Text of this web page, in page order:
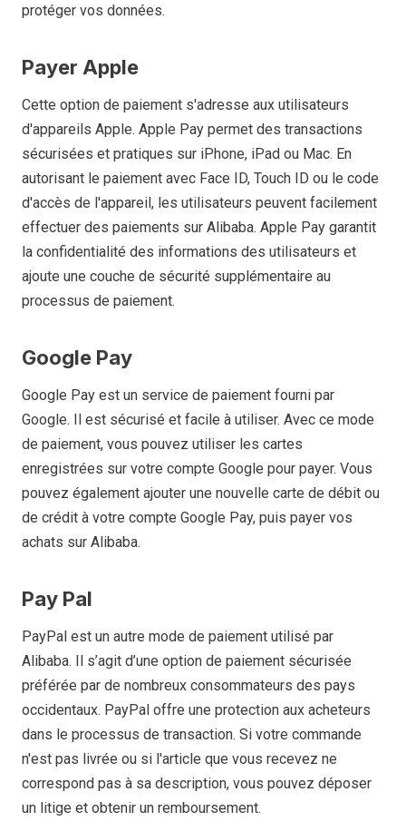
protéger vos données.
Payer Apple
Cette option de paiement s'adresse aux utilisateurs
d'appareils Apple. Apple Pay permet des transactions
sécurisées et pratiques sur iPhone, iPad ou Mac. En
autorisant le paiement avec Face ID, Touch ID ou le code
d'accès de l'appareil, les utilisateurs peuvent facilement
effectuer des paiements sur Alibaba. Apple Pay garantit
la confidentialité des informations des utilisateurs et
ajoute une couche de sécurité supplémentaire au
processus de paiement.
Google Pay
Google Pay est un service de paiement fourni par
Google. Il est sécurisé et facile à utiliser. Avec ce mode
de paiement, vous pouvez utiliser les cartes
enregistrées sur votre compte Google pour payer. Vous
pouvez également ajouter une nouvelle carte de débit ou
de crédit à votre compte Google Pay, puis payer vos
achats sur Alibaba.
Pay Pal
PayPal est un autre mode de paiement utilisé par
Alibaba. Il s’agit d’une option de paiement sécurisée
préférée par de nombreux consommateurs des pays
occidentaux. PayPal offre une protection aux acheteurs
dans le processus de transaction. Si votre commande
n'est pas livrée ou si l'article que vous recevez ne
correspond pas à sa description, vous pouvez déposer
un litige et obtenir un remboursement.